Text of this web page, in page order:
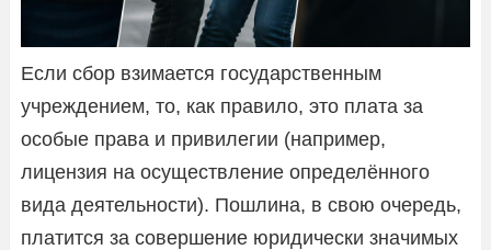
Если сбор взимается государственным
учреждением, то, как правило, это плата за
особые права и привилегии (например,
лицензия на осуществление определённого
вида деятельности). Пошлина, в свою очередь,
платится за совершение юридически значимых